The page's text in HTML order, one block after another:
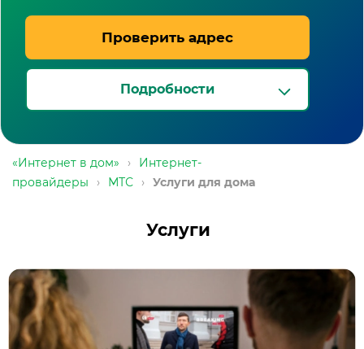
Проверить адрес
Подробности
«Интернет в дом» ›
Интернет-
провайдеры
› МТС › Услуги для дома
Услуги